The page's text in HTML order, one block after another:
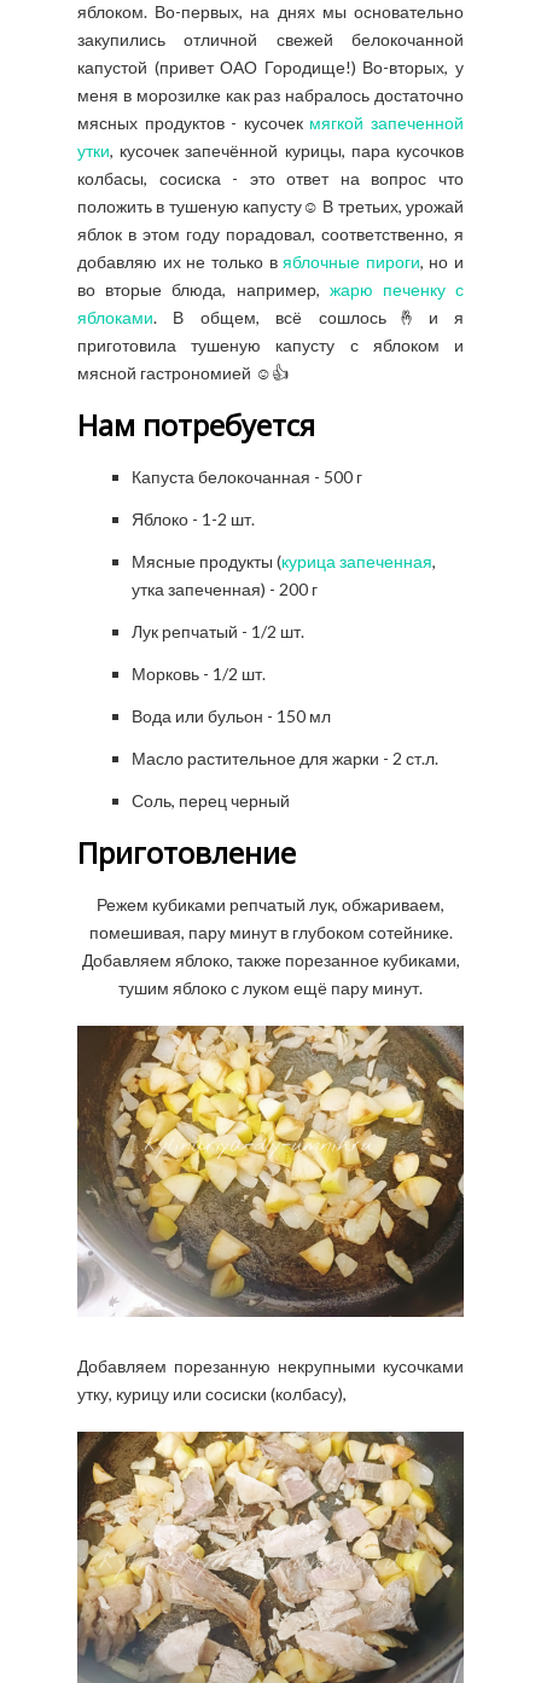
яблоком. Во-первых, на днях мы основательно
закупились отличной свежей белокочанной
капустой (привет ОАО Городище!) Во-вторых, у
меня в морозилке как раз набралось достаточно
мясных продуктов - кусочек мягкой запеченной
утки, кусочек запечённой курицы, пара кусочков
колбасы, сосиска - это ответ на вопрос что
положить в тушеную капусту☺️ В третьих, урожай
яблок в этом году порадовал, соответственно, я
добавляю их не только вяблочные пироги, но и
во вторые блюда, например, жарю печенку с
яблоками. В общем, всё сошлось🤞и я
приготовила тушеную капусту с яблоком и
мясной гастрономией ☺️👍
Нам потребуется
Капуста белокочанная - 500 г
Яблоко - 1-2 шт.
Мясные продукты (курица запеченная,
утка запеченная) - 200 г
Лук репчатый - 1/2 шт.
Морковь - 1/2 шт.
Вода или бульон - 150 мл
Масло растительное для жарки - 2 ст.л.
Соль, перец черный
Приготовление
Режем кубиками репчатый лук, обжариваем,
помешивая, пару минут в глубоком сотейнике.
Добавляем яблоко, также порезанное кубиками,
тушим яблоко с луком ещё пару минут.
Добавляем порезанную некрупными кусочками
утку, курицу или сосиски (колбасу),